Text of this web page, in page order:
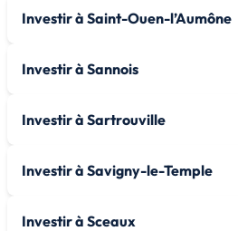
Investir à Saint-Ouen-l’Aumône
Investir à Sannois
Investir à Sartrouville
Investir à Savigny-le-Temple
Investir à Sceaux